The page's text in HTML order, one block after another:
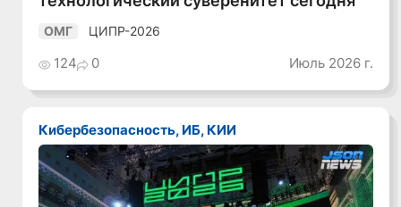
ОМГ ЦИПР-2026
124 0 Июль 2026 г.
Кибербезопасность, ИБ, КИИ